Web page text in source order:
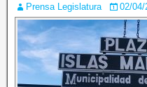
Prensa Legislatura 02/04/